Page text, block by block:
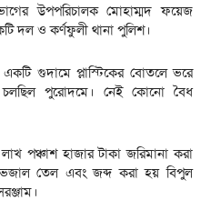
উপপরিচালক মোহাম্মদ ফয়েজ
দল ও কর্ণফুলী থানা পুলিশ।
গুদামে প্লাস্টিকের বোতলে ভরে
পুরোদমে। নেই কোনো বৈধ
পঞ্চাশ হাজার টাকা জরিমানা করা
তেল এবং জব্দ করা হয় বিপুল